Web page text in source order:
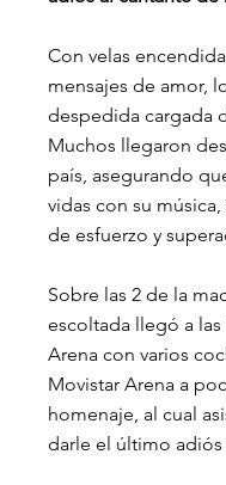
Con velas
mensajes de amor,
despedida cargada
Muchos llegaron
país, asegurando
vidas con su
de esfuerzo y
Sobre las 2 de la
escoltada llegó a
Arena con varios
Movistar Arena a
homenaje, al cual
darle el último adiós